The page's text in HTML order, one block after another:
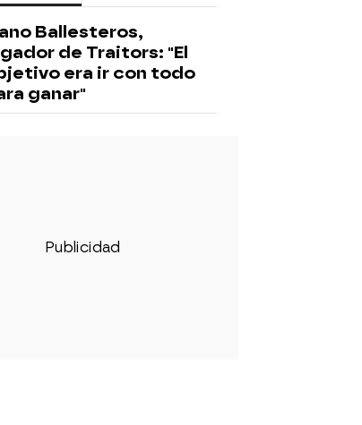
Ballesteros,
de Traitors: "El
era ir con todo
ganar"